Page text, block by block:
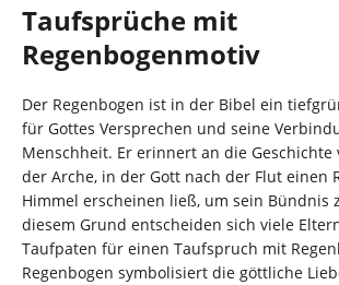
Taufsprüche mit
Regenbogenmotiv
Der Regenbogen ist in der Bibel ein
für Gottes Versprechen und seine
Menschheit. Er erinnert an die Geschichte
der Arche, in der Gott nach der Flut einen
Himmel erscheinen ließ, um sein Bündnis
diesem Grund entscheiden sich viele
Taufpaten für einen Taufspruch mit
Regenbogen symbolisiert die göttliche